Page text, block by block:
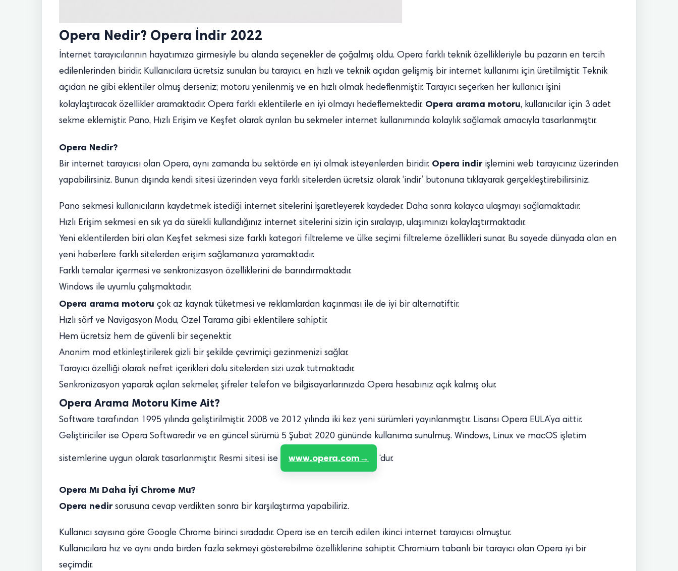
Opera Nedir? Opera İndir 2022
İnternet tarayıcılarının hayatımıza girmesiyle bu alanda seçenekler de çoğalmış oldu. Opera farklı teknik özellikleriyle bu pazarın en tercih
edilenlerinden biridir. Kullanıcılara ücretsiz sunulan bu tarayıcı, en hızlı ve teknik açıdan gelişmiş bir internet kullanımı için üretilmiştir. Teknik
açıdan ne gibi eklentiler olmuş derseniz; motoru yenilenmiş ve en hızlı olmak hedeflenmiştir. Tarayıcı seçerken her kullanıcı işini
kolaylaştıracak özellikler aramaktadır. Opera farklı eklentilerle en iyi olmayı hedeflemektedir. Opera arama motoru, kullanıcılar için 3 adet
sekme eklemiştir. Pano, Hızlı Erişim ve Keşfet olarak ayrılan bu sekmeler internet kullanımında kolaylık sağlamak amacıyla tasarlanmıştır.
Opera Nedir?
Bir internet tarayıcısı olan Opera, aynı zamanda bu sektörde en iyi olmak isteyenlerden biridir. Opera indirişlemini web tarayıcınız üzerinden
yapabilirsiniz. Bunun dışında kendi sitesi üzerinden veya farklı sitelerden ücretsiz olarak ‘indir’ butonuna tıklayarak gerçekleştirebilirsiniz.
Pano sekmesi kullanıcıların kaydetmek istediği internet sitelerini işaretleyerek kaydeder. Daha sonra kolayca ulaşmayı sağlamaktadır.
Hızlı Erişim sekmesi en sık ya da sürekli kullandığınız internet sitelerini sizin için sıralayıp, ulaşımınızı kolaylaştırmaktadır.
Yeni eklentilerden biri olan Keşfet sekmesi size farklı kategori filtreleme ve ülke seçimi filtreleme özellikleri sunar. Bu sayede dünyada olan en
yeni haberlere farklı sitelerden erişim sağlamanıza yaramaktadır.
Farklı temalar içermesi ve senkronizasyon özelliklerini de barındırmaktadır.
Windows ile uyumlu çalışmaktadır.
Opera arama motoru çok az kaynak tüketmesi ve reklamlardan kaçınması ile de iyi bir alternatiftir.
Hızlı sörf ve Navigasyon Modu, Özel Tarama gibi eklentilere sahiptir.
Hem ücretsiz hem de güvenli bir seçenektir.
Anonim mod etkinleştirilerek gizli bir şekilde çevrimiçi gezinmenizi sağlar.
Tarayıcı özelliği olarak nefret içerikleri dolu sitelerden sizi uzak tutmaktadır.
Senkronizasyon yaparak açılan sekmeler, şifreler telefon ve bilgisayarlarınızda Opera hesabınız açık kalmış olur.
Opera Arama Motoru Kime Ait?
Software tarafından 1995 yılında geliştirilmiştir. 2008 ve 2012 yılında iki kez yeni sürümleri yayınlanmıştır. Lisansı Opera EULA’ya aittir.
Geliştiriciler ise Opera Softwaredir ve en güncel sürümü 5 Şubat 2020 gününde kullanıma sunulmuş. Windows, Linux ve macOS işletim
sistemlerine uygun olarak tasarlanmıştır. Resmi sitesi ise www.opera.com ‘dur.
Opera Mı Daha İyi Chrome Mu?
Opera nedirsorusuna cevap verdikten sonra bir karşılaştırma yapabiliriz.
Kullanıcı sayısına göre Google Chrome birinci sıradadır. Opera ise en tercih edilen ikinci internet tarayıcısı olmuştur.
Kullanıcılara hız ve aynı anda birden fazla sekmeyi gösterebilme özelliklerine sahiptir. Chromium tabanlı bir tarayıcı olan Opera iyi bir
seçimdir.